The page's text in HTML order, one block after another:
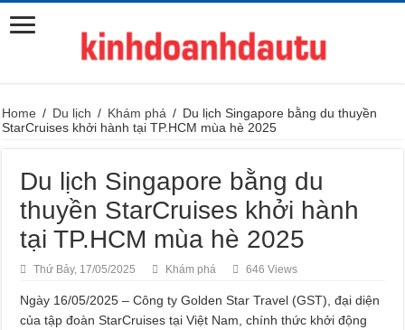
Home / Du lịch / Khám phá / Du lịch Singapore bằng du thuyền
StarCruises khởi hành tại TP.HCM mùa hè 2025
Du lịch Singapore bằng du
thuyền StarCruises khởi hành
tại TP.HCM mùa hè 2025
Thứ Bảy, 17/05/2025 Khám phá 646 Views
Ngày 16/05/2025 – Công ty Golden Star Travel (GST), đại diện
của tập đoàn StarCruises tại Việt Nam, chính thức khởi động